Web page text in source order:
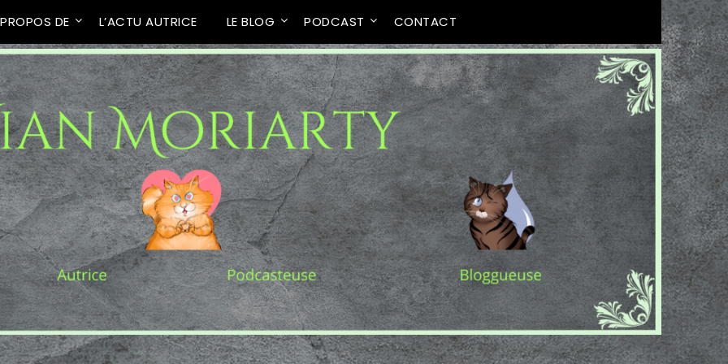
DE L’ACTU AUTRICE LE BLOG PODCAST CONTACT